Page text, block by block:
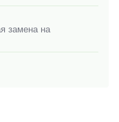
замена на